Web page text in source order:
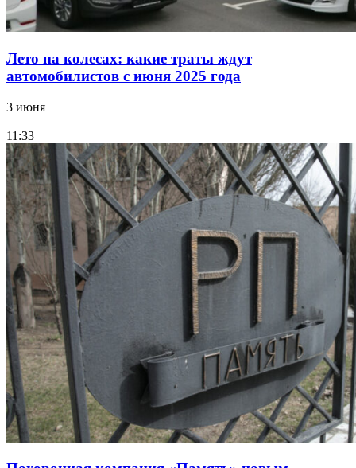
Лето на колесах: какие траты ждут
автомобилистов с июня 2025 года
3 июня
11:33